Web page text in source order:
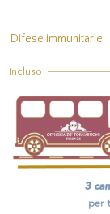
Difese immunitarie
Incluso